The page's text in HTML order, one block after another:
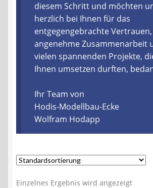
Elektro- und Elektronikgeräte
Öle- und Schmierstoff Verordnung
Vereine & Foren
Kontakt
diesem Schritt und möchten
herzlich bei Ihnen für das
entgegengebrachte
angenehme Zusammenarbeit
vielen spannenden Projekte,
Ihnen umsetzen durften,
Ihr Team von
Hodis-Modellbau-Ecke
Wolfram Hodapp
Einzelnes Ergebnis wird angezeigt